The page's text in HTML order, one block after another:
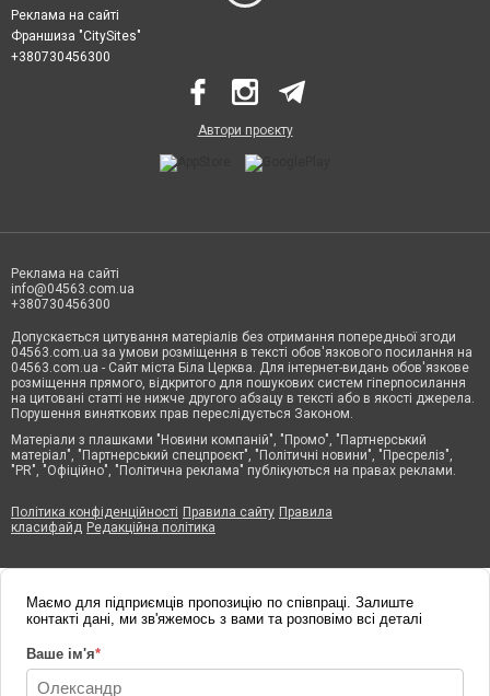
Реклама на сайті
Франшиза "CitySites"
+380730456300
Автори проєкту
Реклама на сайті
info@04563.com.ua
+380730456300
Допускається цитування матеріалів без отримання попередньої згоди
04563.com.ua за умови розміщення в тексті обов'язкового посилання на
04563.com.ua - Сайт міста Біла Церква. Для інтернет-видань обов'язкове
розміщення прямого, відкритого для пошукових систем гіперпосилання
на цитовані статті не нижче другого абзацу в тексті або в якості джерела.
Порушення виняткових прав переслідується Законом.
Матеріали з плашками "Новини компаній", "Промо", "Партнерський
матеріал", "Партнерський спецпроєкт", "Політичні новини", "Пресреліз",
"PR", "Офіційно", "Політична реклама" публікуються на правах реклами.
Політика конфіденційності Правила сайту Правила
класифайд Редакційна політика
Маємо для підприємців пропозицію по співпраці. Залиште
контакті дані, ми зв'яжемось з вами та розповімо всі деталі
Ваше ім'я*